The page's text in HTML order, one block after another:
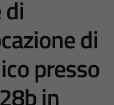
di
presso
in